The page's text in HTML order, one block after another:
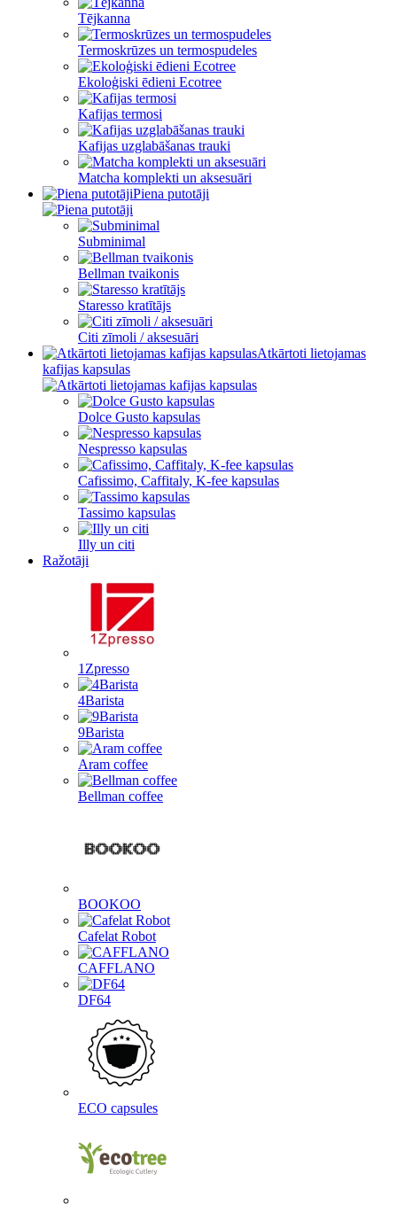
Tējkanna
Termoskrūzes un termospudeles
Ekoloģiski ēdieni Ecotree
Kafijas termosi
Kafijas uzglabāšanas trauki
Matcha komplekti un aksesuāri
Piena putotāji
Subminimal
Bellman tvaikonis
Staresso kratītājs
Citi zīmoli / aksesuāri
Atkārtoti lietojamas
kafijas kapsulas
Dolce Gusto kapsulas
Nespresso kapsulas
Cafissimo, Caffitaly, K-fee kapsulas
Tassimo kapsulas
Illy un citi
Ražotāji
1Zpresso
4Barista
9Barista
Aram coffee
Bellman coffee
BOOKOO
Cafelat Robot
CAFFLANO
DF64
ECO capsules